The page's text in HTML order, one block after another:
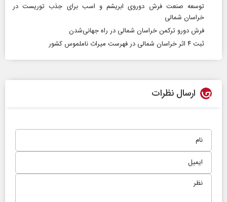
توسعه صنعت فرش دوروی ابریشم و اسب برای جذب توریست در
خراسان شمالی
فرش دورو ترکمن خراسان شمالی در راه جهانی‌شدن
ثبت ۴ اثر خراسان شمالی در فهرست میراث ناملموس کشور
ارسال نظرات